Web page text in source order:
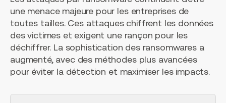
une menace majeure pour les entreprises de
toutes tailles. Ces attaques chiffrent les données
des victimes et exigent une rançon pour les
déchiffrer. La sophistication des ransomwares a
augmenté, avec des méthodes plus avancées
pour éviter la détection et maximiser les impacts.